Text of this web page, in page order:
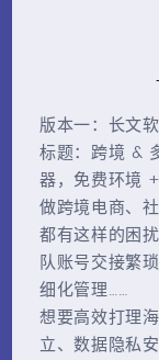
版本一：长文
标题：跨境 &
器，免费环境
做跨境电商、
都有这样的困
队账号交接繁
细化管理……
想要高效打理
立、数据隐私